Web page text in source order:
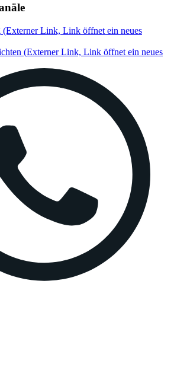
(Externer Link, Link öffnet ein neues
(Externer Link, Link öffnet ein neues